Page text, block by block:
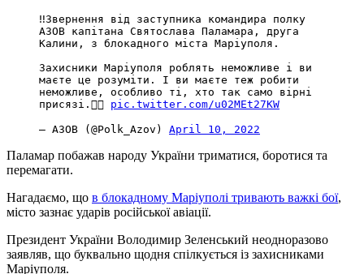
‼️Звернення від заступника командира полку
АЗОВ капітана Святослава Паламара, друга
Калини, з блокадного міста Маріуполя.
Захисники Маріуполя роблять неможливе і ви
маєте це розуміти. І ви маєте теж робити
неможливе, особливо ті, хто так само вірні
присязі.👇🏼 pic.twitter.com/u02MEt27KW
— АЗОВ (@Polk_Azov) April 10, 2022
Паламар побажав народу України триматися, боротися та
перемагати.
Нагадаємо, що в блокадному Маріуполі тривають важкі бої,
місто зазнає ударів російської авіації.
Президент України Володимир Зеленський неодноразово
заявляв, що буквально щодня спілкується із захисниками
Маріуполя.